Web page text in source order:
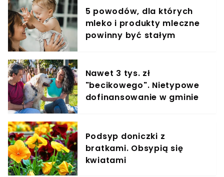
5 powodów, dla których
mleko i produkty mleczne
powinny być stałym
Nawet 3 tys. zł
"becikowego". Nietypowe
dofinansowanie w gminie
Podsyp doniczki z
bratkami. Obsypią się
kwiatami